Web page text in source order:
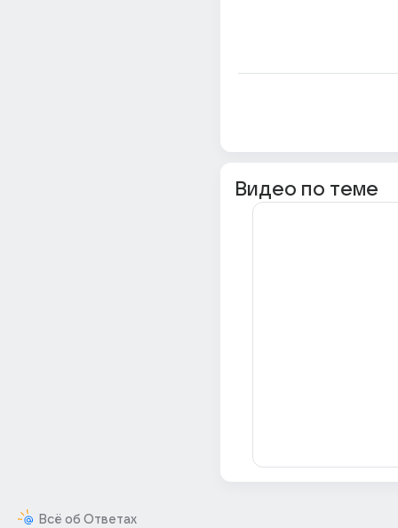
Всё об Ответах
Видео по теме